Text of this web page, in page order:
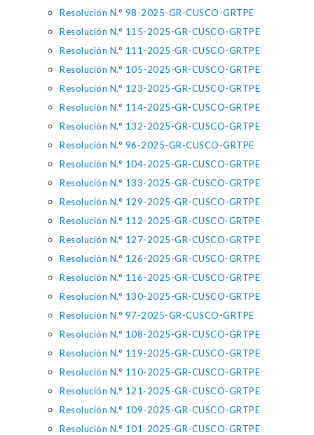
Resolución N.° 98-2025-GR-CUSCO-GRTPE
Resolución N.° 115-2025-GR-CUSCO-GRTPE
Resolución N.° 111-2025-GR-CUSCO-GRTPE
Resolución N.° 105-2025-GR-CUSCO-GRTPE
Resolución N.° 123-2025-GR-CUSCO-GRTPE
Resolución N.° 114-2025-GR-CUSCO-GRTPE
Resolución N.° 132-2025-GR-CUSCO-GRTPE
Resolución N.° 96-2025-GR-CUSCO-GRTPE
Resolución N.° 104-2025-GR-CUSCO-GRTPE
Resolución N.° 133-2025-GR-CUSCO-GRTPE
Resolución N.° 129-2025-GR-CUSCO-GRTPE
Resolución N.° 112-2025-GR-CUSCO-GRTPE
Resolución N.° 127-2025-GR-CUSCO-GRTPE
Resolución N.° 126-2025-GR-CUSCO-GRTPE
Resolución N.° 116-2025-GR-CUSCO-GRTPE
Resolución N.° 130-2025-GR-CUSCO-GRTPE
Resolución N.° 97-2025-GR-CUSCO-GRTPE
Resolución N.° 108-2025-GR-CUSCO-GRTPE
Resolución N.° 119-2025-GR-CUSCO-GRTPE
Resolución N.° 110-2025-GR-CUSCO-GRTPE
Resolución N.° 121-2025-GR-CUSCO-GRTPE
Resolución N.° 109-2025-GR-CUSCO-GRTPE
Resolución N.° 101-2025-GR-CUSCO-GRTPE